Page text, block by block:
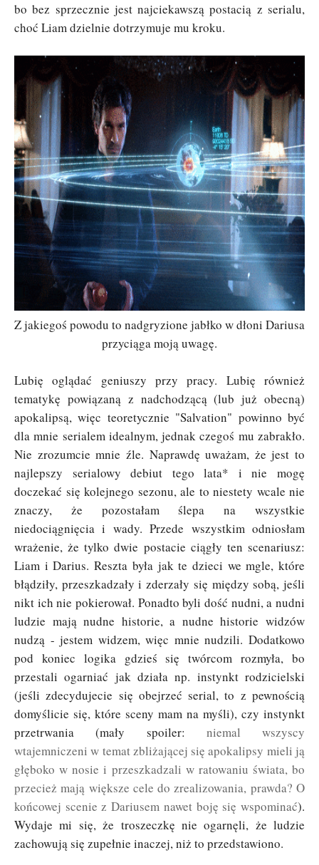
bo bez sprzecznie jest najciekawszą postacią z serialu,
choć Liam dzielnie dotrzymuje mu kroku.
Z jakiegoś powodu to nadgryzione jabłko w dłoni Dariusa
przyciąga moją uwagę.
Lubię oglądać geniuszy przy pracy. Lubię również
tematykę powiązaną z nadchodzącą (lub już obecną)
apokalipsą, więc teoretycznie "Salvation" powinno być
dla mnie serialem idealnym, jednak czegoś mu zabrakło.
Nie zrozumcie mnie źle. Naprawdę uważam, że jest to
najlepszy serialowy debiut tego lata* i nie mogę
doczekać się kolejnego sezonu, ale to niestety wcale nie
znaczy, że pozostałam ślepa na wszystkie
niedociągnięcia i wady. Przede wszystkim odniosłam
wrażenie, że tylko dwie postacie ciągły ten scenariusz:
Liam i Darius. Reszta była jak te dzieci we mgle, które
błądziły, przeszkadzały i zderzały się między sobą, jeśli
nikt ich nie pokierował. Ponadto byli dość nudni, a nudni
ludzie mają nudne historie, a nudne historie widzów
nudzą - jestem widzem, więc mnie nudzili. Dodatkowo
pod koniec logika gdzieś się twórcom rozmyła, bo
przestali ogarniać jak działa np. instynkt rodzicielski
(jeśli zdecydujecie się obejrzeć serial, to z pewnością
domyślicie się, które sceny mam na myśli), czy instynkt
przetrwania (mały spoiler: niemal wszyscy
wtajemniczeni w temat zbliżającej się apokalipsy mieli ją
głęboko w nosie i przeszkadzali w ratowaniu świata, bo
przecież mają większe cele do zrealizowania, prawda? O
końcowej scenie z Dariusem nawet boję się wspominać).
Wydaje mi się, że troszeczkę nie ogarnęli, że ludzie
zachowują się zupełnie inaczej, niż to przedstawiono.